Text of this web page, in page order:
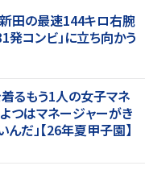
新田の最速144キロ右腕
発コンビ」に立ち向かう
るもう1人の女子マネ
つはマネージャーがき
だ」【26年夏甲子園】